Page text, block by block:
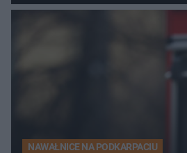
NAWAŁNICE NA PODKARPACIU